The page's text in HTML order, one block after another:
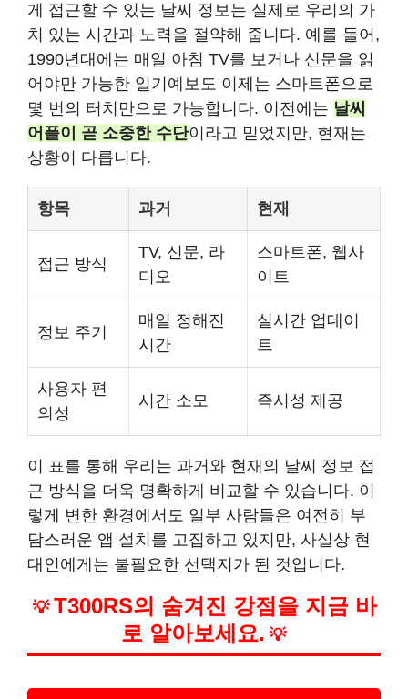
게 접근할 수 있는 날씨 정보는 실제로 우리의 가
치 있는 시간과 노력을 절약해 줍니다. 예를 들어,
1990년대에는 매일 아침 TV를 보거나 신문을 읽
어야만 가능한 일기예보도 이제는 스마트폰으로
몇 번의 터치만으로 가능합니다. 이전에는 날씨
어플이 곧 소중한 수단이라고 믿었지만, 현재는
상황이 다릅니다.
항목 과거 현재
접근 방식
TV, 신문, 라
디오
스마트폰, 웹사
이트
정보 주기
매일 정해진
시간
실시간 업데이
트
사용자 편
의성
시간 소모 즉시성 제공
이 표를 통해 우리는 과거와 현재의 날씨 정보 접
근 방식을 더욱 명확하게 비교할 수 있습니다. 이
렇게 변한 환경에서도 일부 사람들은 여전히 부
담스러운 앱 설치를 고집하고 있지만, 사실상 현
대인에게는 불필요한 선택지가 된 것입니다.
💡 T300RS의 숨겨진 강점을 지금 바
로 알아보세요. 💡